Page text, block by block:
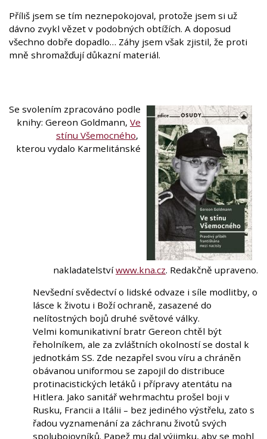
Příliš jsem se tím neznepokojoval, protože jsem si už
dávno zvykl vězet v podobných obtížích. A doposud
všechno dobře dopadlo… Záhy jsem však zjistil, že proti
mně shromažďují důkazní materiál.
Se svolením zpracováno podle
knihy: Gereon Goldmann, Ve
stínu Všemocného,
kterou vydalo Karmelitánské
nakladatelstvíwww.kna.cz. Redakčně upraveno.
Nevšední svědectví o lidské odvaze i síle modlitby, o
lásce k životu i Boží ochraně, zasazené do
nelítostných bojů druhé světové války.
Velmi komunikativní bratr Gereon chtěl být
řeholníkem, ale za zvláštních okolností se dostal k
jednotkám SS. Zde nezapřel svou víru a chráněn
obávanou uniformou se zapojil do distribuce
protinacistických letáků i přípravy atentátu na
Hitlera. Jako sanitář wehrmachtu prošel boji v
Rusku, Francii a Itálii – bez jediného výstřelu, zato s
řadou vyznamenání za záchranu životů svých
spolubojovníků. Papež mu dal výjimku, aby se mohl